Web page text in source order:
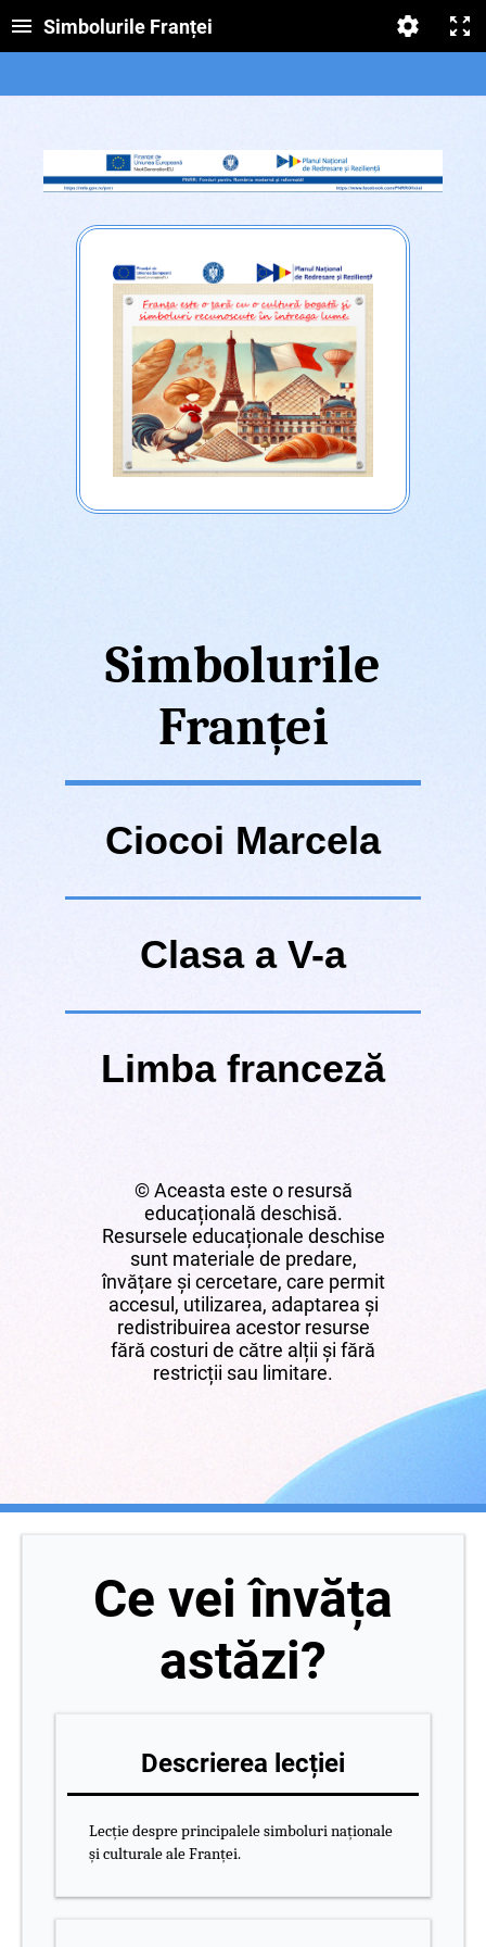
Simbolurile Franței
Simbolurile
Franței
Ciocoi Marcela
Clasa a V-a
Limba franceză
© Aceasta este o resursă
educațională deschisă.
Resursele educaționale deschise
sunt materiale de predare,
învățare și cercetare, care permit
accesul, utilizarea, adaptarea și
redistribuirea acestor resurse
fără costuri de către alții și fără
restricții sau limitare.
Ce vei învăța
astăzi?
Descrierea lecției
Lecție despre principalele simboluri naționale
și culturale ale Franței.